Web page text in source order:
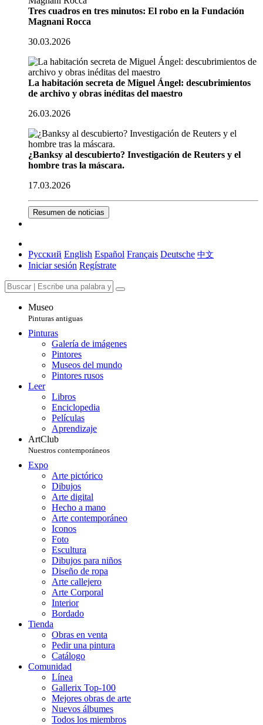
Tres cuadros en tres minutos: El robo en la Fundación
Magnani Rocca
30.03.2026
La habitación secreta de Miguel Ángel: descubrimientos
de archivo y obras inéditas del maestro
26.03.2026
¿Banksy al descubierto? Investigación de Reuters y el
hombre tras la máscara.
17.03.2026
Resumen de noticias
Русский English Español Français Deutsche 中文
Iniciar sesión Regístrate
Museo
Pinturas antiguas
Pinturas
Galería de imágenes
Pintores
Museos del mundo
Pintores rusos
Leer
Libros
Enciclopedia
Películas
Aprendizaje
ArtClub
Nuestros contemporáneos
Expo
Arte pictórico
Dibujos
Arte digital
Hecho a mano
Arte contemporáneo
Iconos
Foto
Escultura
Dibujos para niños
Diseño de ropa
Arte callejero
Arte Corporal
Interior
Bordado
Tienda
Obras en venta
Pedir una pintura
Catálogo
Comunidad
Línea
Gallerix Top-100
Mejores obras de arte
Nuevos álbumes
Todos los miembros